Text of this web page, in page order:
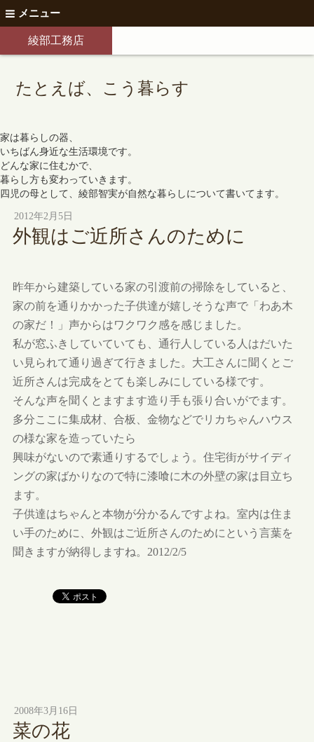
メニュー
綾部工務店
たとえば、こう暮らす
家は暮らしの器、
いちばん身近な生活環境です。
どんな家に住むかで、
暮らし方も変わっていきます。
四児の母として、綾部智実が自然な暮らしについて書いてます。
2012年2月5日
外観はご近所さんのために
昨年から建築している家の引渡前の掃除をしていると、
家の前を通りかかった子供達が嬉しそうな声で「わあ木
の家だ！」声からはワクワク感を感じました。
私が窓ふきしていていても、通行人している人はだいた
い見られて通り過ぎて行きました。大工さんに聞くとご
近所さんは完成をとても楽しみにしている様です。
そんな声を聞くとますます造り手も張り合いがでます。
多分ここに集成材、合板、金物などでリカちゃんハウス
の様な家を造っていたら
興味がないので素通りするでしょう。住宅街がサイディ
ングの家ばかりなので特に漆喰に木の外壁の家は目立ち
ます。
子供達はちゃんと本物が分かるんですよね。室内は住ま
い手のために、外観はご近所さんのためにという言葉を
聞きますが納得しますね。2012/2/5
2008年3月16日
菜の花